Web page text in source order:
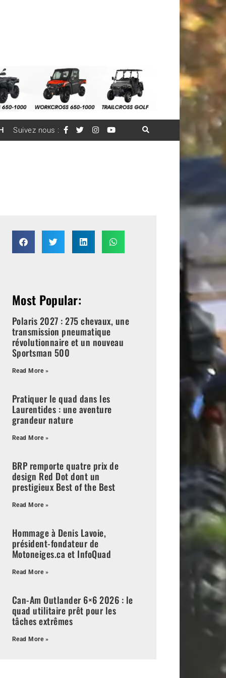
Suivez nous :
Most Popular:
Polaris 2027 : 275 chevaux, une
transmission pneumatique
révolutionnaire et un nouveau
Sportsman 500
Read More »
Pratiquer le quad dans les
Laurentides : une aventure
grandeur nature
Read More »
BRP remporte quatre prix de
design Red Dot dont un
prestigieux Best of the Best
Read More »
Hommage à Denis Lavoie,
président-fondateur de
Motoneiges.ca et InfoQuad
Read More »
Can-Am Outlander 6×6 2026 : le
quad utilitaire prêt pour les
tâches extrêmes
Read More »